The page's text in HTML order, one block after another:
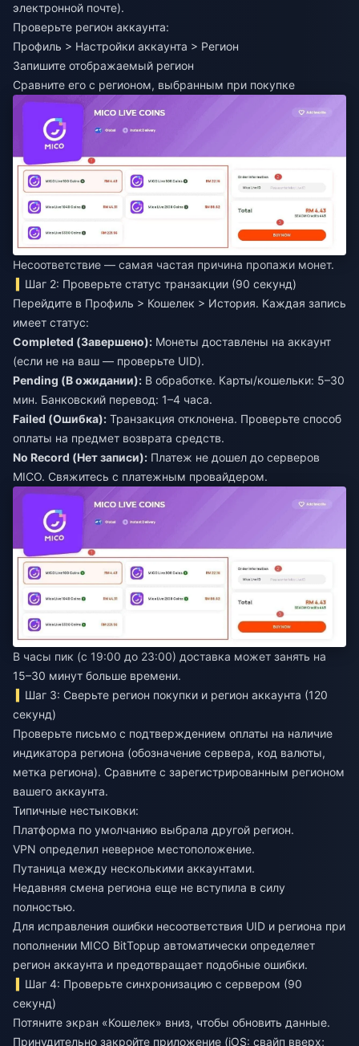
электронной почте).
Проверьте регион аккаунта:
Профиль > Настройки аккаунта > Регион
Запишите отображаемый регион
Сравните его с регионом, выбранным при покупке
Несоответствие — самая частая причина пропажи монет.
Шаг 2: Проверьте статус транзакции (90 секунд)
Перейдите в Профиль > Кошелек > История. Каждая запись
имеет статус:
Completed (Завершено): Монеты доставлены на аккаунт
(если не на ваш — проверьте UID).
Pending (В ожидании): В обработке. Карты/кошельки: 5–30
мин. Банковский перевод: 1–4 часа.
Failed (Ошибка): Транзакция отклонена. Проверьте способ
оплаты на предмет возврата средств.
No Record (Нет записи): Платеж не дошел до серверов
MICO. Свяжитесь с платежным провайдером.
В часы пик (с 19:00 до 23:00) доставка может занять на
15–30 минут больше времени.
Шаг 3: Сверьте регион покупки и регион аккаунта (120
секунд)
Проверьте письмо с подтверждением оплаты на наличие
индикатора региона (обозначение сервера, код валюты,
метка региона). Сравните с зарегистрированным регионом
вашего аккаунта.
Типичные нестыковки:
Платформа по умолчанию выбрала другой регион.
VPN определил неверное местоположение.
Путаница между несколькими аккаунтами.
Недавняя смена региона еще не вступила в силу
полностью.
Для исправления ошибки несоответствия UID и региона при
пополнении MICO BitTopup автоматически определяет
регион аккаунта и предотвращает подобные ошибки.
Шаг 4: Проверьте синхронизацию с сервером (90
секунд)
Потяните экран «Кошелек» вниз, чтобы обновить данные.
Принудительно закройте приложение (iOS: свайп вверх;